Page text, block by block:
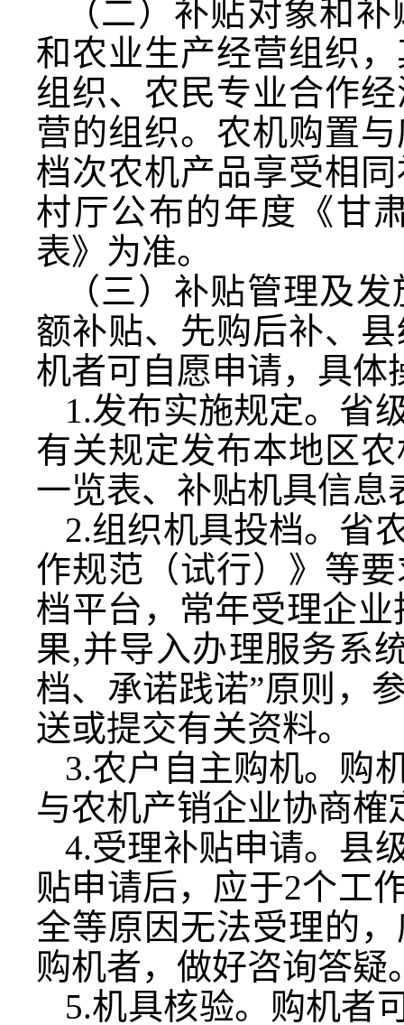
（二）补贴对象和
和农业生产经营组织
组织、农民专业合作
营的组织。农机购置
档次农机产品享受相
村厅公布的年度《甘
表》为准。
（三）补贴管理及
额补贴、先购后补、
机者可自愿申请，具体
1.发布实施规定。省
有关规定发布本地区
一览表、补贴机具信息
2.组织机具投档。省
作规范（试行）》等
档平台，常年受理企
果,并导入办理服务系
档、承诺践诺”原则，
送或提交有关资料。
3.农户自主购机。购
与农机产销企业协商
4.受理补贴申请。县
贴申请后，应于2个工
全等原因无法受理的
购机者，做好咨询答疑
5.机具核验。购机者